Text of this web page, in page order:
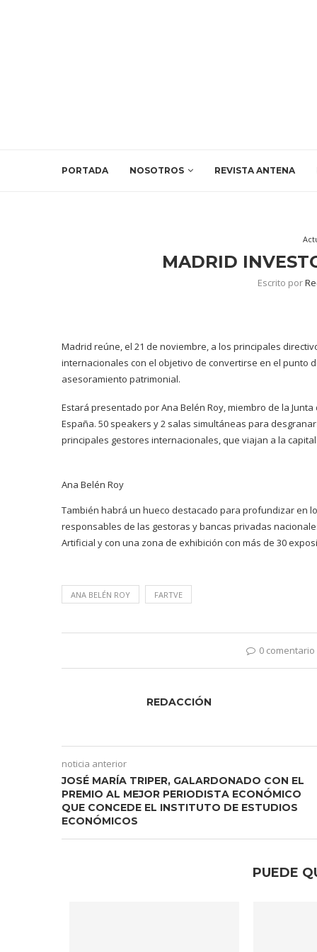
PORTADA NOSOTROS REVISTA ANTENA
MADRID
Escrito por
Madrid reúne, el 21 de noviembre, a los principales
internacionales con el objetivo de convertirse en el punto
asesoramiento patrimonial.
Estará presentado por Ana Belén Roy, miembro de la
España. 50 speakers y 2 salas simultáneas para
principales gestores internacionales, que viajan a la
Ana Belén Roy
También habrá un hueco destacado para profundizar en
responsables de las gestoras y bancas privadas
Artificial y con una zona de exhibición con más de 30
ANA BELÉN ROY FARTVE
0 comentario
REDACCIÓN
noticia anterior
JOSÉ MARÍA TRIPER, GALARDONADO CON EL
PREMIO AL MEJOR PERIODISTA ECONÓMICO
QUE CONCEDE EL INSTITUTO DE ESTUDIOS
ECONÓMICOS
PUEDE